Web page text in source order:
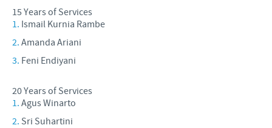
15 Years of Services
Ismail Kurnia Rambe
Amanda Ariani
Feni Endiyani
20 Years of Services
Agus Winarto
Sri Suhartini